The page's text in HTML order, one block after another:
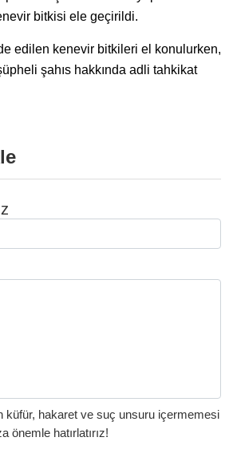
bitkisi ele geçirildi.
edilen kenevir bitkileri el konulurken,
şahıs hakkında adli tahkikat
küfür, hakaret ve suç unsuru içermemesi
önemle hatırlatırız!